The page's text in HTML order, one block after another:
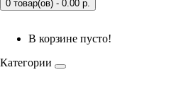
0 товар(ов) - 0.00 р.
В корзине пусто!
Категории